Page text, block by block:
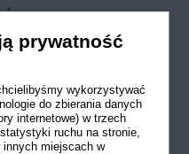
prywatność
wykorzystywać
do zbierania danych
internetowe) w trzech
ruchu na stronie,
innych miejscach w